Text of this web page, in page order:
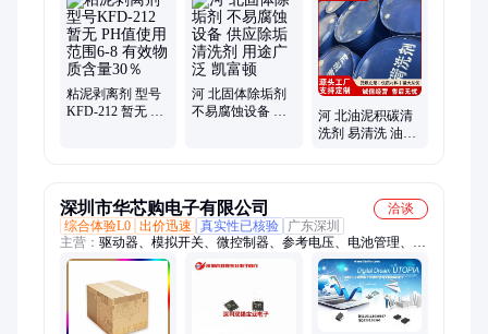
氧化除藻剂、杀菌灭藻剂、水系统管道、无二氧化氯、空调冷凝
器、金属表面油污、清除附着藻类、烟气湿法脱硫、高电导反渗
透、通风系统清洗、空调风机盘管、导热油炉清洗、玻璃鳞片胶
泥、烟气脱硫脱硝、锅炉除垢除锈、填料水垢清洗
粘泥剥离剂 型号
KFD-212 暂无 PH
河 北固体除垢剂
不易腐蚀设备 供
河 北油泥积碳清
洗剂 易清洗 油炉
深圳市华芯购电子有限公司
洽谈
综合体验L0 出价迅速 真实性已核验
广东深圳
主营： 驱动器、模拟开关、微控制器、参考电压、电池管理、视
频开关ic、仪表放大器、音频放大器、开关稳压器、数字隔离
器、精密放大器、运算放大器、点火控制器、开关控制器、可编
程门阵列、接口集成电路、电容电阻